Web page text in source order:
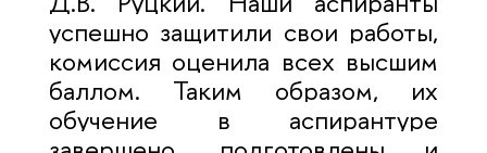
успешно защитили свои работы,
комиссия оценила всех высшим
баллом. Таким образом, их
обучение в аспирантуре